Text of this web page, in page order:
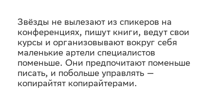
Звёзды не вылезают из спикеров на
конференциях, пишут книги, ведут свои
курсы и организовывают вокруг себя
маленькие артели специалистов
поменьше. Они предпочитают поменьше
писать, и побольше управлять —
копирайтят копирайтерами.